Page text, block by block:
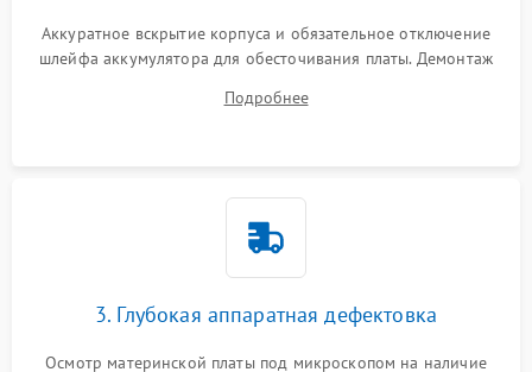
Аккуратное вскрытие корпуса и обязательное отключение
шлейфа аккумулятора для обесточивания платы. Демонтаж
высохшей термопасты с кристаллов чипов.
Подробнее
3. Глубокая аппаратная дефектовка
Осмотр материнской платы под микроскопом на наличие